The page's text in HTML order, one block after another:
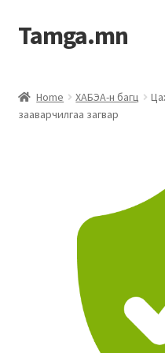
Tamga.mn
ХАБЭА-н багц
Дотоод журмын багц
Компанийн удирдлагын
Home ХАБЭА-н багц
зааварчилгаа загвар